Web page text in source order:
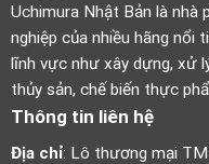
Uchimura Nhật Bản là nhà
nghiệp của nhiều hãng nổi
lĩnh vực như xây dựng, xử
thủy sản, chế biến thực
Thông tin liên hệ
Địa chỉ: Lô thương mại